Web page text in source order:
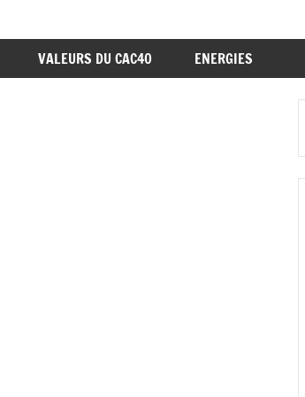
VALEURS DU CAC40 ENERGIES